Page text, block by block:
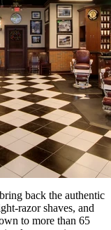
back the authentic
razor shaves, and
to more than 65